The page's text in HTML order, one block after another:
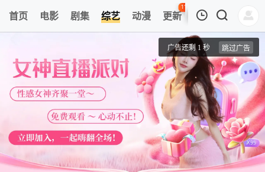
首页 电影 剧集 综艺 动漫 更新
113
热榜 APP
第1期
温暖的客栈